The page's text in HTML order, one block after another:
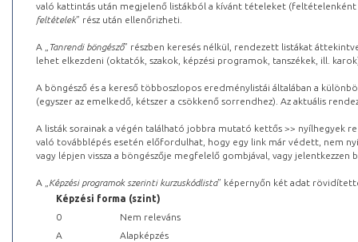
való kattintás után megjelenő listákból a kívánt tételeket (feltételenként
feltételek” rész után ellenőrizheti.
A „ Tanrendi böngésző” részben keresés nélkül, rendezett listákat
lehet elkezdeni (oktatók, szakok, képzési programok, tanszékek, ill.
A böngésző és a kereső többoszlopos eredménylistái általában a
(egyszer az emelkedő, kétszer a csökkenő sorrendhez). Az aktuális
A listák sorainak a végén található jobbra mutató kettős >> nyílhegyek
való továbblépés esetén előfordulhat, hogy egy link már védett, nem
vagy lépjen vissza a böngészője megfelelő gombjával, vagy
A „ Képzési programok szerinti kurzuskódlista” képernyőn két adat
Képzési forma (szint)
0
Nem releváns
A
Alapképzés